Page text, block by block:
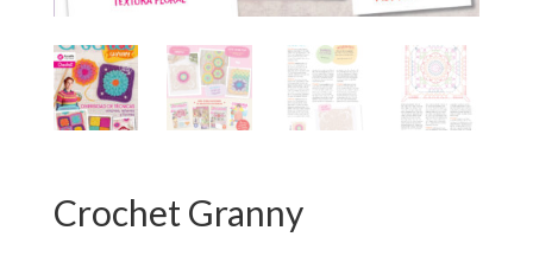
Crochet Granny